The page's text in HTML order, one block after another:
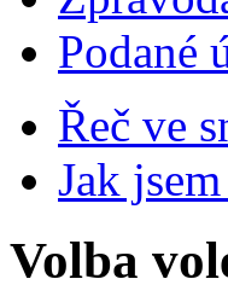
Podané
Řeč ve
Jak
Volba